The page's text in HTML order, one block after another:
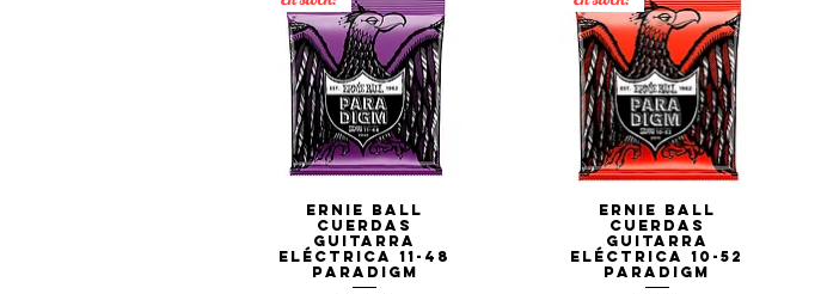
Vista rápida
Ernie Ball
Cuerdas
Guitarra
Eléctrica 11-48
PARADIGM
Vista rápida
Ernie Ball
Cuerdas
Guitarra
Eléctrica 10-52
PARADIGM